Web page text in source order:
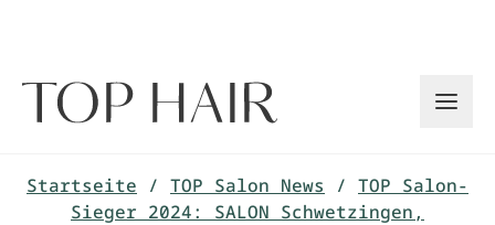
Startseite / TOP Salon News / TOP Salon-
Sieger 2024: SALON Schwetzingen,